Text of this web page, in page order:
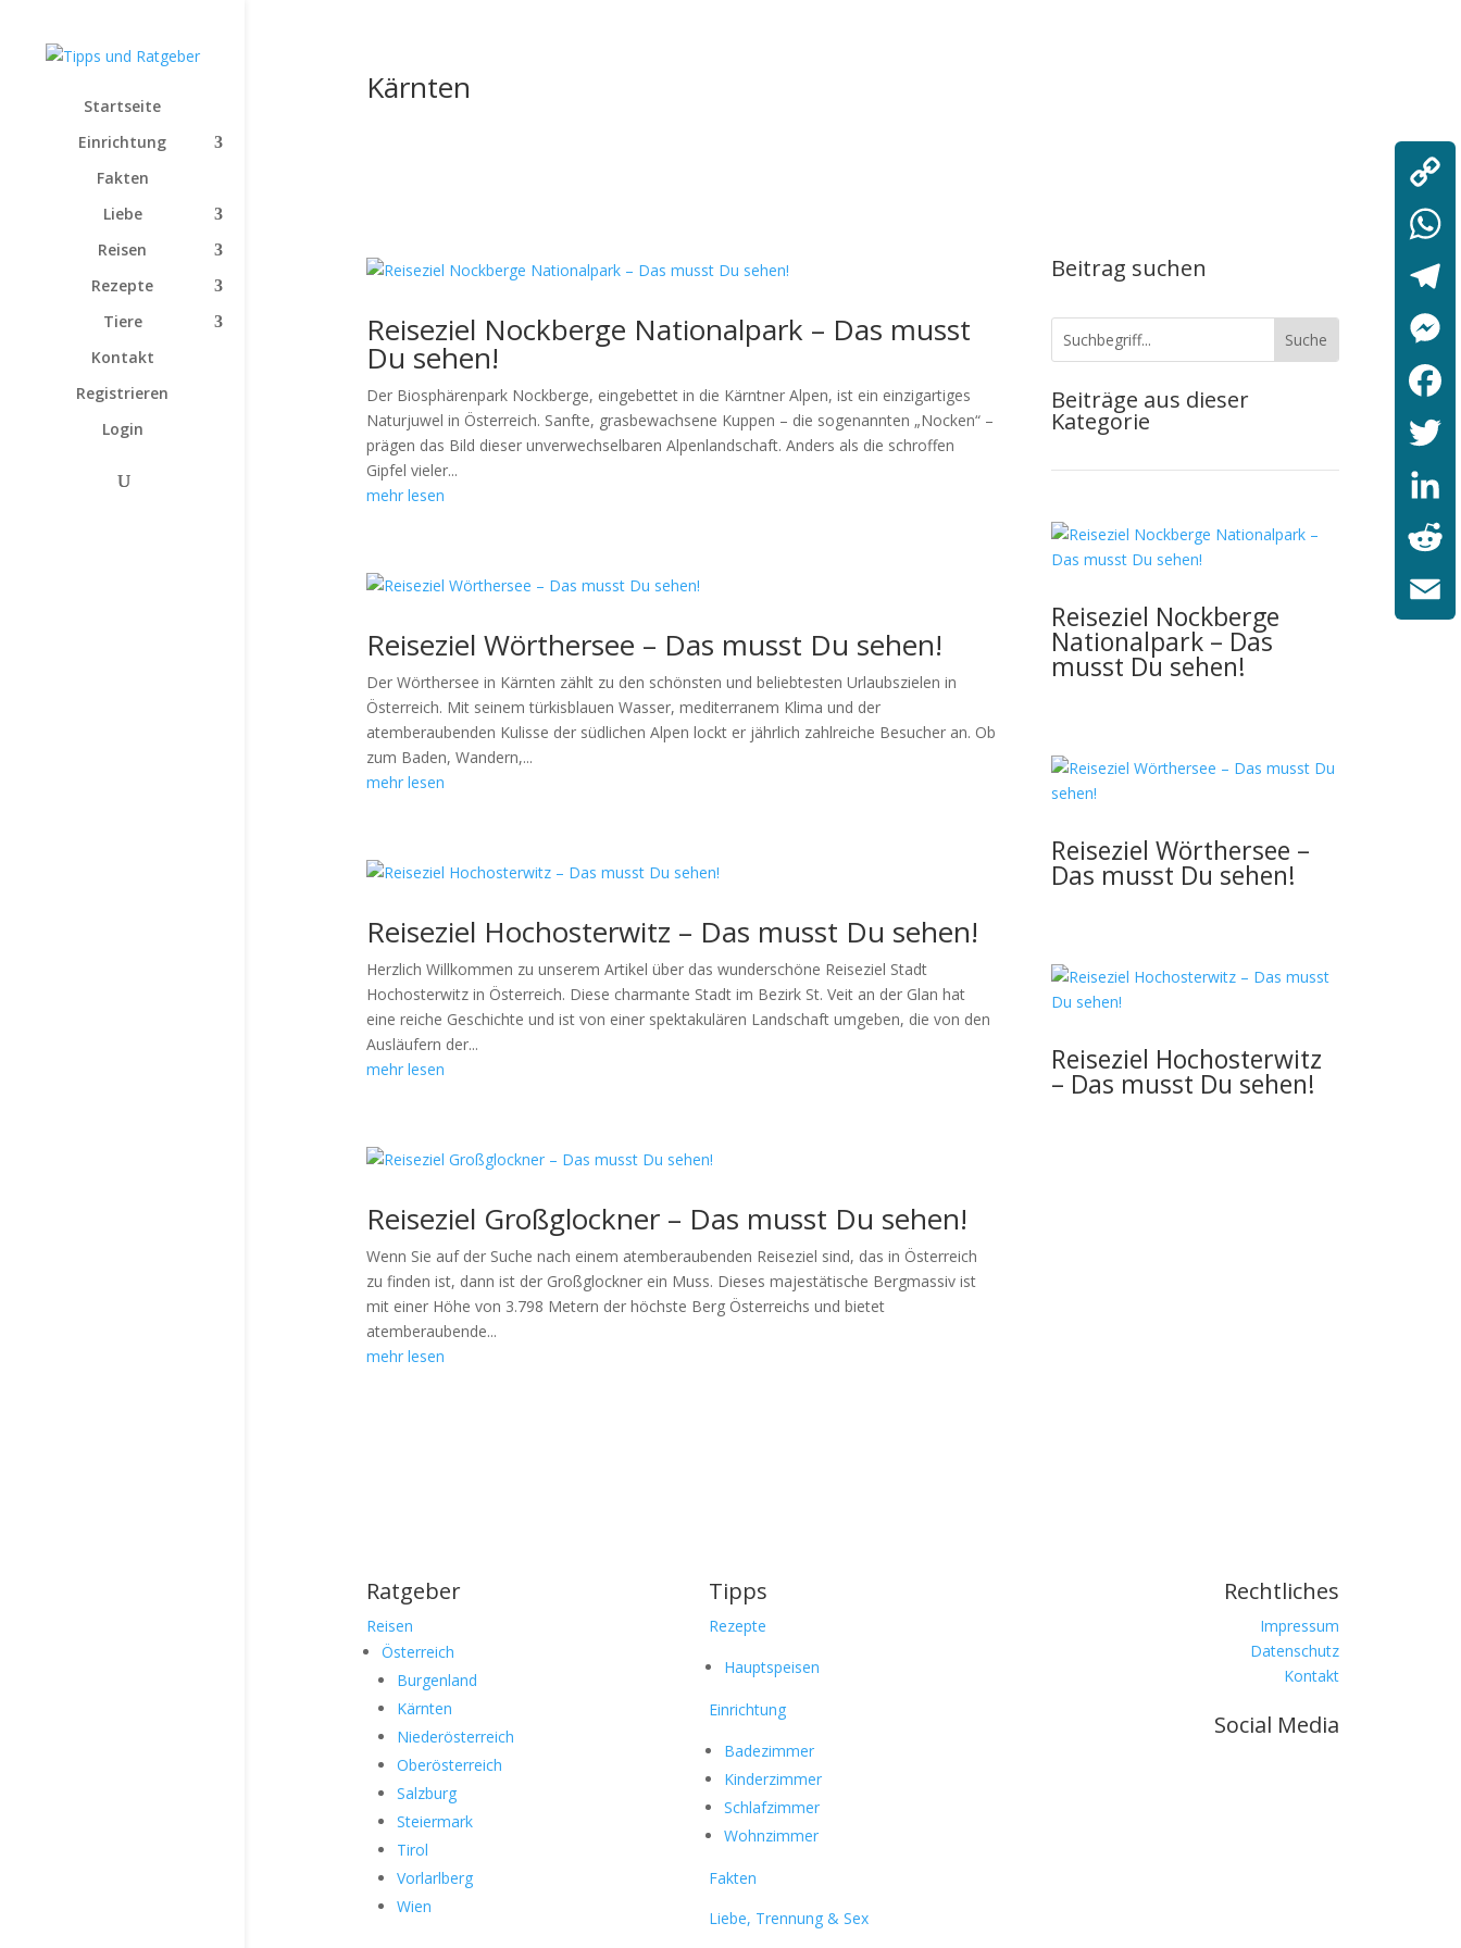
Startseite
Einrichtung
Fakten
Liebe
Reisen
Rezepte
Tiere
Kontakt
Registrieren
Login
Kärnten
Reiseziel Nockberge Nationalpark – Das musst
Du sehen!
Der Biosphärenpark Nockberge, eingebettet in die Kärntner Alpen, ist ein einzigartiges
Naturjuwel in Österreich. Sanfte, grasbewachsene Kuppen – die sogenannten „Nocken“ –
prägen das Bild dieser unverwechselbaren Alpenlandschaft. Anders als die schroffen
Gipfel vieler...
mehr lesen
Reiseziel Wörthersee – Das musst Du sehen!
Der Wörthersee in Kärnten zählt zu den schönsten und beliebtesten Urlaubszielen in
Österreich. Mit seinem türkisblauen Wasser, mediterranem Klima und der
atemberaubenden Kulisse der südlichen Alpen lockt er jährlich zahlreiche Besucher an. Ob
zum Baden, Wandern,...
mehr lesen
Reiseziel Hochosterwitz – Das musst Du sehen!
Herzlich Willkommen zu unserem Artikel über das wunderschöne Reiseziel Stadt
Hochosterwitz in Österreich. Diese charmante Stadt im Bezirk St. Veit an der Glan hat
eine reiche Geschichte und ist von einer spektakulären Landschaft umgeben, die von den
Ausläufern der...
mehr lesen
Reiseziel Großglockner – Das musst Du sehen!
Wenn Sie auf der Suche nach einem atemberaubenden Reiseziel sind, das in Österreich
zu finden ist, dann ist der Großglockner ein Muss. Dieses majestätische Bergmassiv ist
mit einer Höhe von 3.798 Metern der höchste Berg Österreichs und bietet
atemberaubende...
mehr lesen
Beitrag suchen
Beiträge aus dieser
Kategorie
Reiseziel Nockberge
Nationalpark – Das
musst Du sehen!
Reiseziel Wörthersee –
Das musst Du sehen!
Reiseziel Hochosterwitz
– Das musst Du sehen!
Ratgeber
Reisen
Österreich
Burgenland
Kärnten
Niederösterreich
Oberösterreich
Salzburg
Steiermark
Tirol
Vorlarlberg
Wien
Tipps
Rezepte
Hauptspeisen
Einrichtung
Badezimmer
Kinderzimmer
Schlafzimmer
Wohnzimmer
Fakten
Liebe, Trennung & Sex
Rechtliches
Impressum
Datenschutz
Kontakt
Social Media
Copy
Twitter
LinkedIn
Reddit